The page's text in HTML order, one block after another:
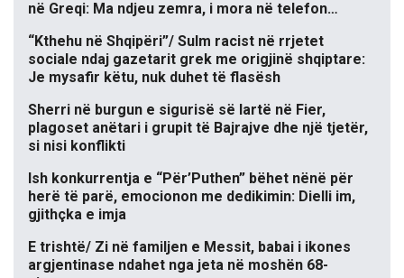
në Greqi: Ma ndjeu zemra, i mora në telefon…
“Kthehu në Shqipëri”/ Sulm racist në rrjetet
sociale ndaj gazetarit grek me origjinë shqiptare:
Je mysafir këtu, nuk duhet të flasësh
Sherri në burgun e sigurisë së lartë në Fier,
plagoset anëtari i grupit të Bajrajve dhe një tjetër,
si nisi konflikti
Ish konkurrentja e “Për’Puthen” bëhet nënë për
herë të parë, emocionon me dedikimin: Dielli im,
gjithçka e imja
E trishtë/ Zi në familjen e Messit, babai i ikones
argjentinase ndahet nga jeta në moshën 68-